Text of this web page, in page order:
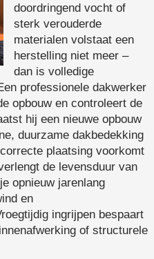
doordringend vocht of
sterk verouderde
materialen volstaat een
herstelling niet meer –
dan is volledige
professionele dakwerker
opbouw en controleert de
hij een nieuwe opbouw
duurzame dakbedekking
plaatsing voorkomt
de levensduur van
opnieuw jarenlang
en
ingrijpen bespaart
of structurele